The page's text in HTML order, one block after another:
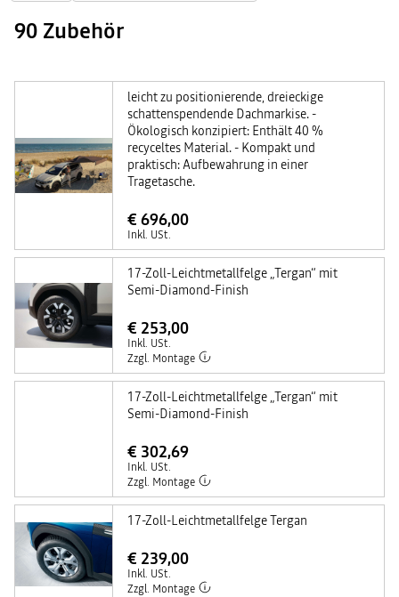
90 Zubehör
leicht zu positionierende, dreieckige
schattenspendende Dachmarkise. -
Ökologisch konzipiert: Enthält 40 %
recyceltes Material. - Kompakt und
praktisch: Aufbewahrung in einer
Tragetasche.
€ 696,00
Inkl. USt.
17-Zoll-Leichtmetallfelge „Tergan“ mit
Semi-Diamond-Finish
€ 253,00
Inkl. USt.
Zzgl. Montage
17-Zoll-Leichtmetallfelge „Tergan“ mit
Semi-Diamond-Finish
€ 302,69
Inkl. USt.
Zzgl. Montage
17-Zoll-Leichtmetallfelge Tergan
€ 239,00
Inkl. USt.
Zzgl. Montage